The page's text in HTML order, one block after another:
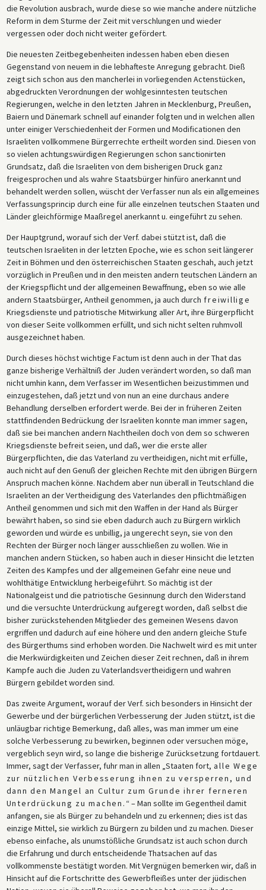
die Revolution ausbrach, wurde diese so wie manche andere nützliche
Reform in dem Sturme der Zeit mit verschlungen und wieder
vergessen oder doch nicht weiter gefördert.
Die neuesten Zeitbegebenheiten indessen haben eben diesen
Gegenstand von neuem in die lebhafteste Anregung gebracht. Dieß
zeigt sich schon aus den mancherlei in vorliegenden Actenstücken,
abgedruckten Verordnungen der wohlgesinntesten teutschen
Regierungen, welche in den letzten Jahren in Mecklenburg, Preußen,
Baiern und Dänemark schnell auf einander folgten und in welchen allen
unter einiger Verschiedenheit der Formen und Modificationen den
Israeliten vollkommene Bürgerrechte ertheilt worden sind. Diesen von
so vielen achtungswürdigen Regierungen schon sanctionirten
Grundsatz, daß die Israeliten von dem bisherigen Druck ganz
freigesprochen und als wahre Staatsbürger hinfüro anerkannt und
behandelt werden sollen, wüscht der Verfasser nun als ein allgemeines
Verfassungsprincip durch eine für alle einzelnen teutschen Staaten und
Länder gleichförmige Maaßregel anerkannt u. eingeführt zu sehen.
Der Hauptgrund, worauf sich der Verf. dabei stützt ist, daß die
teutschen Israeliten in der letzten Epoche, wie es schon seit längerer
Zeit in Böhmen und den österreichischen Staaten geschah, auch jetzt
vorzüglich in Preußen und in den meisten andern teutschen Ländern an
der Kriegspflicht und der allgemeinen Bewaffnung, eben so wie alle
andern Staatsbürger, Antheil genommen, ja auch durch freiwillige
Kriegsdienste und patriotische Mitwirkung aller Art, ihre Bürgerpflicht
von dieser Seite vollkommen erfüllt, und sich nicht selten ruhmvoll
ausgezeichnet haben.
Durch dieses höchst wichtige Factum ist denn auch in der That das
ganze bisherige Verhältniß der Juden verändert worden, so daß man
nicht umhin kann, dem Verfasser im Wesentlichen beizustimmen und
einzugestehen, daß jetzt und von nun an eine durchaus andere
Behandlung derselben erfordert werde. Bei der in früheren Zeiten
stattfindenden Bedrückung der Israeliten konnte man immer sagen,
daß sie bei manchen andern Nachtheilen doch von dem so schweren
Kriegsdienste befreit seien, und daß, wer die erste aller
Bürgerpflichten, die das Vaterland zu vertheidigen, nicht mit erfülle,
auch nicht auf den Genuß der gleichen Rechte mit den übrigen Bürgern
Anspruch machen könne. Nachdem aber nun überall in Teutschland die
Israeliten an der Vertheidigung des Vaterlandes den pflichtmäßigen
Antheil genommen und sich mit den Waffen in der Hand als Bürger
bewährt haben, so sind sie eben dadurch auch zu Bürgern wirklich
geworden und würde es unbillig, ja ungerecht seyn, sie von den
Rechten der Bürger noch länger ausschließen zu wollen. Wie in
manchen andern Stücken, so haben auch in dieser Hinsicht die letzten
Zeiten des Kampfes und der allgemeinen Gefahr eine neue und
wohlthätige Entwicklung herbeigeführt. So mächtig ist der
Nationalgeist und die patriotische Gesinnung durch den Widerstand
und die versuchte Unterdrückung aufgeregt worden, daß selbst die
bisher zurückstehenden Mitglieder des gemeinen Wesens davon
ergriffen und dadurch auf eine höhere und den andern gleiche Stufe
des Bürgerthums sind erhoben worden. Die Nachwelt wird es mit unter
die Merkwürdigkeiten und Zeichen dieser Zeit rechnen, daß in ihrem
Kampfe auch die Juden zu Vaterlandsvertheidigern und wahren
Bürgern gebildet worden sind.
Das zweite Argument, worauf der Verf. sich besonders in Hinsicht der
Gewerbe und der bürgerlichen Verbesserung der Juden stützt, ist die
unläugbar richtige Bemerkung, daß alles, was man immer um eine
solche Verbesserung zu bewirken, beginnen oder versuchen möge,
vergeblich seyn wird, so lange die bisherige Zurücksetzung fortdauert.
Immer, sagt der Verfasser, fuhr man in allen „Staaten fort, alle Wege
zur nützlichen Verbesserung ihnen zu versperren, und
dann den Mangel an Cultur zum Grunde ihrer ferneren
Unterdrückung zu machen. “ – Man sollte im Gegentheil damit
anfangen, sie als Bürger zu behandeln und zu erkennen; dies ist das
einzige Mittel, sie wirklich zu Bürgern zu bilden und zu machen. Dieser
ebenso einfache, als unumstößliche Grundsatz ist auch schon durch
die Erfahrung und durch entscheidende Thatsachen auf das
vollkommenste bestätigt worden. Mit Vergnügen bemerken wir, daß in
Hinsicht auf die Fortschritte des Gewerbfleißes unter der jüdischen